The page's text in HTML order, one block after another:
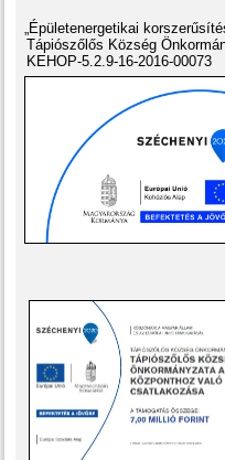
„Épületenergetikai
Tápiószőlős Község
KEHOP-5.2.9-16-2016-00073